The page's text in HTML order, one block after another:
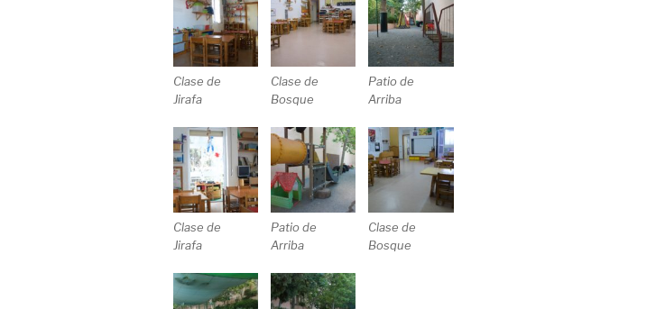
Clase de
Jirafa
Clase de
Bosque
Patio de
Arriba
Clase de
Jirafa
Patio de
Arriba
Clase de
Bosque